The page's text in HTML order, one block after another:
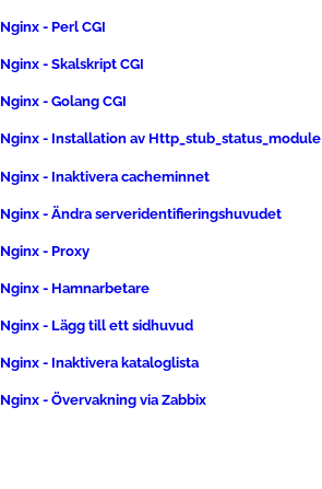
Nginx - Perl CGI
Nginx - Skalskript CGI
Nginx - Golang CGI
Nginx - Installation av Http_stub_status_module
Nginx - Inaktivera cacheminnet
Nginx - Ändra serveridentifieringshuvudet
Nginx - Proxy
Nginx - Hamnarbetare
Nginx - Lägg till ett sidhuvud
Nginx - Inaktivera kataloglista
Nginx - Övervakning via Zabbix